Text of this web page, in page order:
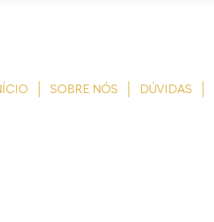
SOBRE NÓS DÚVIDAS